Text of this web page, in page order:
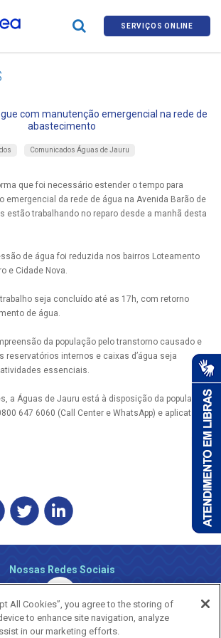
SERVIÇOS ONLINE
com manutenção emergencial na rede de
abastecimento
Comunicados Águas de Jauru
que foi necessário estender o tempo para
emergencial da rede de água na Avenida Barão de
estão trabalhando no reparo desde a manhã desta
de água foi reduzida nos bairros Loteamento
e Cidade Nova.
seja concluído até as 17h, com retorno
de água.
da população pelo transtorno causado e
reservatórios internos e caixas d’água seja
essenciais.
a Águas de Jauru está à disposição da população
647 6060 (Call Center e WhatsApp) e aplicativo
Nossas Redes Sociais
All Cookies”, you agree to the storing of
to enhance site navigation, analyze
in our marketing efforts.